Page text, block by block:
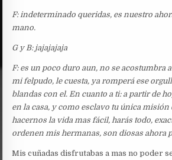
F: indeterminado queridas, es nuestro
mano.
G y B: jajajajaja
F: es un poco duro aun, no se acostumbra
mi felpudo, le cuesta, ya romperá ese
blandas con el. En cuanto a ti: a partir de
en la casa, y como esclavo tu única misión
hacernos la vida mas fácil, harás todo,
ordenen mis hermanas, son diosas ahora
Mis cuñadas disfrutabas a mas no poder